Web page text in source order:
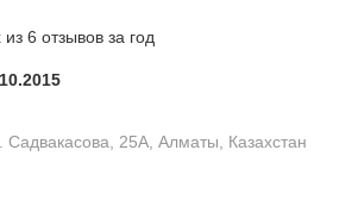
6 отзывов за год
Садвакасова, 25А, Алматы, Казахстан